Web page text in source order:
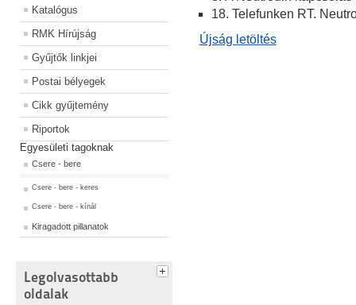
Katalógus
RMK Hírújság
Gyűjtők linkjei
Postai bélyegek
Cikk gyűjtemény
Riportok
Egyesületi tagoknak
Csere - bere
Csere - bere - keres
Csere - bere - kínál
Kiragadott pillanatok
Legolvasottabb
oldalak
18. Telefunken RT.
Újság letöltés